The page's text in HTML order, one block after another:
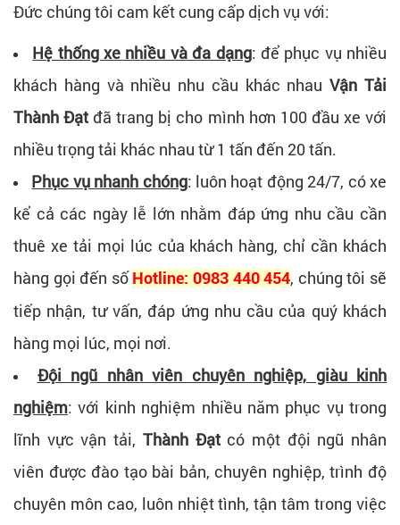
Đức chúng tôi cam kết cung cấp dịch vụ với:
Hệ thống xe nhiều và đa dạng: để phục vụ nhiều
khách hàng và nhiều nhu cầu khác nhauVận Tải
Thành Đạt đã trang bị cho mình hơn 100 đầu xe với
nhiều trọng tải khác nhau từ 1 tấn đến 20 tấn.
Phục vụ nhanh chóng: luôn hoạt động 24/7, có xe
kể cả các ngày lễ lớn nhằm đáp ứng nhu cầu cần
thuê xe tải mọi lúc của khách hàng, chỉ cần khách
hàng gọi đến sốHotline: 0983 440 454, chúng tôi sẽ
tiếp nhận, tư vấn, đáp ứng nhu cầu của quý khách
hàng mọi lúc, mọi nơi.
Đội ngũ nhân viên chuyên nghiệp, giàu kinh
nghiệm: với kinh nghiệm nhiều năm phục vụ trong
lĩnh vực vận tải, Thành Đạtcó một đội ngũ nhân
viên được đào tạo bài bản, chuyên nghiệp, trình độ
chuyên môn cao, luôn nhiệt tình, tận tâm trong việc